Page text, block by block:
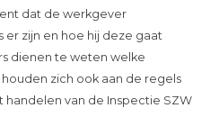
dat de werkgever
er zijn en hoe hij deze gaat
dienen te weten welke
zich ook aan de regels
handelen van de Inspectie SZW